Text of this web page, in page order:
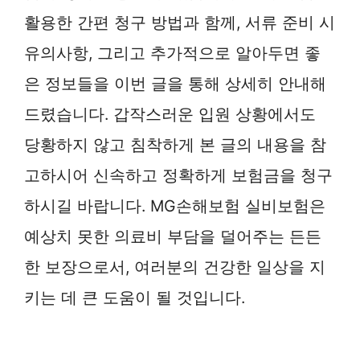
활용한 간편 청구 방법과 함께, 서류 준비 시
유의사항, 그리고 추가적으로 알아두면 좋
은 정보들을 이번 글을 통해 상세히 안내해
드렸습니다. 갑작스러운 입원 상황에서도
당황하지 않고 침착하게 본 글의 내용을 참
고하시어 신속하고 정확하게 보험금을 청구
하시길 바랍니다. MG손해보험 실비보험은
예상치 못한 의료비 부담을 덜어주는 든든
한 보장으로서, 여러분의 건강한 일상을 지
키는 데 큰 도움이 될 것입니다.